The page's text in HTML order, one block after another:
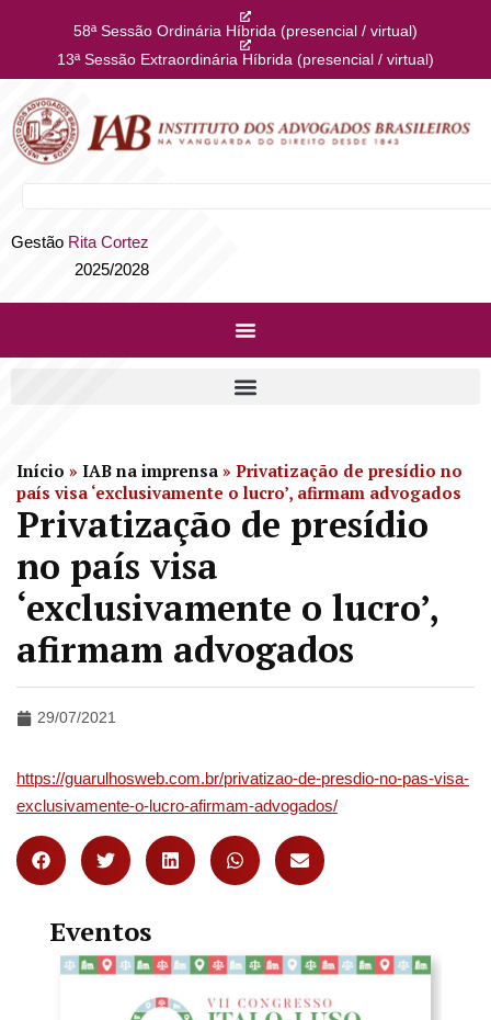
58ª Sessão Ordinária Híbrida (presencial / virtual)
13ª Sessão Extraordinária Híbrida (presencial / virtual)
Gestão Rita Cortez
2025/2028
Início » IAB na imprensa » Privatização de presídio no
país visa ‘exclusivamente o lucro’, afirmam advogados
Privatização de presídio
no país visa
‘exclusivamente o lucro’,
afirmam advogados
29/07/2021
https://guarulhosweb.com.br/privatizao-de-presdio-no-pas-visa-
exclusivamente-o-lucro-afirmam-advogados/
Eventos